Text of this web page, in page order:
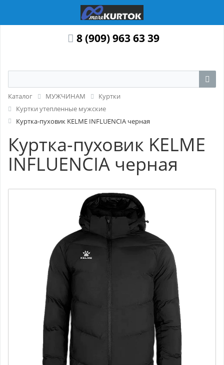
8 (909) 963 63 39
Каталог МУЖЧИНАМ
Куртки
Куртки утепленные мужские
Куртка-пуховик KELME INFLUENCIA черная
Куртка-пуховик KELME
INFLUENCIA черная